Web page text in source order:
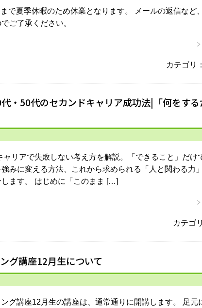
で夏季休暇のため休業となります。 メールの返信など
ご了承ください。
カテゴリ：
代・50代のセカンドキャリア成功法|「何をする
リアで失敗しない考え方を解説。「できること」だけ
みに変える方法、これから求められる「人と関わる力
ます。 はじめに「このまま […]
カテゴ
グ講座12月生について
グ講座12月生の講座は、通常通りに開講します。 足元